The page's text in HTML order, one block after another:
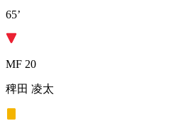
65’
MF 20
稗田 凌太